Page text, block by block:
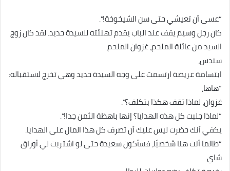
“عسى أن تعيشي حتى سن الشيخوخة!”.
كان رجل وسيم يقف عند الباب يقدم تهنئته للسيدة حديد. لقد كان زوج
السيد من عائلة الملحم، غزوان الملحم
سندس،
ابتسامة عريضة ارتسمت على وجه السيدة حديد وهي تخرج لاستقباله:
“هاها،
غزوان، لماذا تقف هكذا بتكلف؟”.
“لماذا جلبت كل هذه الهدايا؟ إنها باهظة الثمن جدا!”.
يكفي أنك حضرت ليس عليك أن تصرف كل هذا المال على الهدايا.
“طالما أنت هنا شخصيًا، فسأكون سعيدة حتى لو اشتريت لي أوراق
شاي